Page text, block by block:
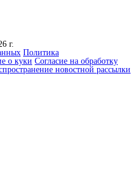
г.
Политика
о куки Согласие на обработку
новостной рассылки